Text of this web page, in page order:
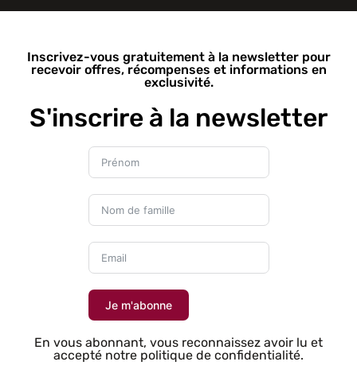
Inscrivez-vous gratuitement à la newsletter pour
recevoir offres, récompenses et informations en
exclusivité.
S'inscrire à la newsletter
Je m'abonne
En vous abonnant, vous reconnaissez avoir lu et
accepté notre politique de confidentialité.